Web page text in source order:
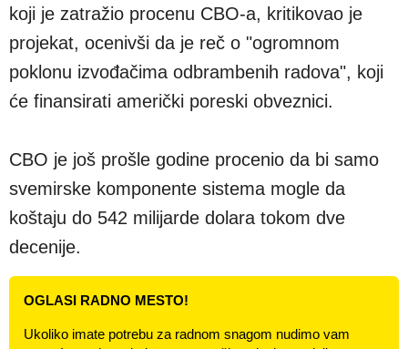
koji je zatražio procenu CBO-a, kritikovao je
projekat, ocenivši da je reč o "ogromnom
poklonu izvođačima odbrambenih radova", koji
će finansirati američki poreski obveznici.
CBO je još prošle godine procenio da bi samo
svemirske komponente sistema mogle da
koštaju do 542 milijarde dolara tokom dve
decenije.
OGLASI RADNO MESTO!
Ukoliko imate potrebu za radnom snagom nudimo vam